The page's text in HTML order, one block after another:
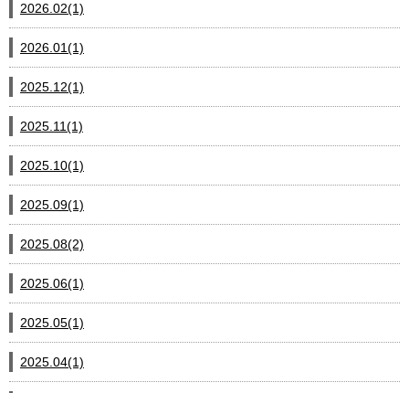
2026.02(1)
2026.01(1)
2025.12(1)
2025.11(1)
2025.10(1)
2025.09(1)
2025.08(2)
2025.06(1)
2025.05(1)
2025.04(1)